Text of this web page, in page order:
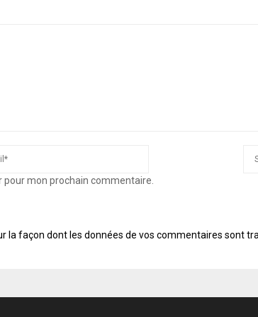
mon prochain commentaire.
la façon dont les données de vos commentaires sont